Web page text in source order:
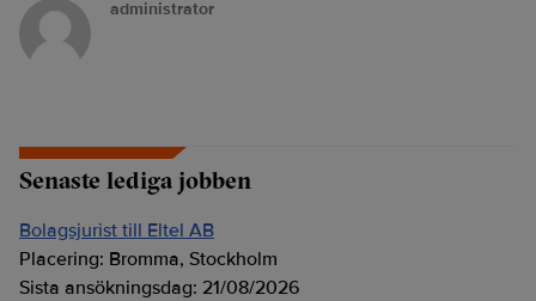
administrator
Senaste lediga jobben
Bolagsjurist till Eltel AB
Placering: Bromma, Stockholm
Sista ansökningsdag: 21/08/2026